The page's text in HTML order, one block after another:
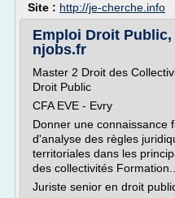
Site : http://je-cherche.info
Emploi Droit
njobs.fr
Master 2 Droit des
Droit Public
CFA EVE - Evry
Donner une connaissance
d'analyse des règles
territoriales dans les
des collectivités Formation...
Juriste senior en droit